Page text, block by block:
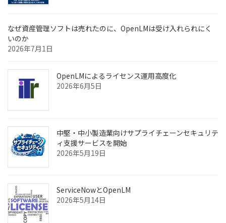
り
なぜ資産管理ソフトは売れたのに、OpenLMは受け入れられにく
いのか
2026年7月1日
OpenLMによるライセンス運用高度化
2026年6月5日
中堅・中小製造業向けサプライチェーンセキュリテ
ィ支援サービスを開始
2026年5月19日
ServiceNowとOpenLM
2026年5月14日